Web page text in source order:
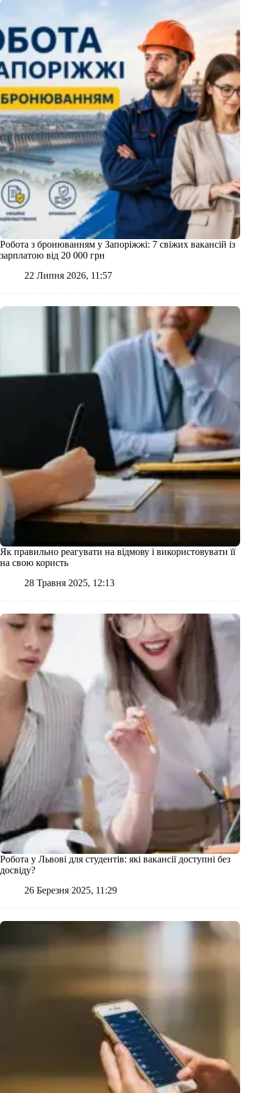
Робота з бронюванням у Запоріжжі: 7 свіжих вакансій із
зарплатою від 20 000 грн
22 Липня 2026, 11:57
Як правильно реагувати на відмову і використовувати її
на свою користь
28 Травня 2025, 12:13
Робота у Львові для студентів: які вакансії доступні без
досвіду?
26 Березня 2025, 11:29